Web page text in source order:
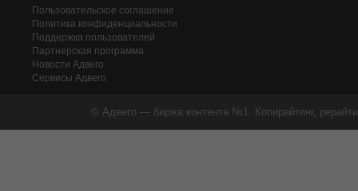
Пользовательское соглашение
Политика конфиденциальности
Поддержка пользователей
Партнерская программа
Новости Адвего
Сервисы Адвего
© Адвего — биржа контента №1. Копирайтинг,